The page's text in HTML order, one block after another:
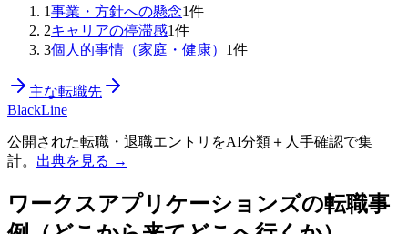
1事業・方針への懸念1件
2キャリアの停滞感1件
3個人的事情（家庭・健康） 1件
主な転職先
BlackLine
公開された転職・退職エントリをAI分類＋人手確認で集
計。 出典を見る →
ワークスアプリケーションズの転職事